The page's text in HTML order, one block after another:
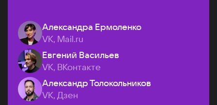
Александра Ермоленко
VK, Mail.ru
Евгений Васильев
VK, ВКонтакте
Александр Толокольников
VK, Дзен